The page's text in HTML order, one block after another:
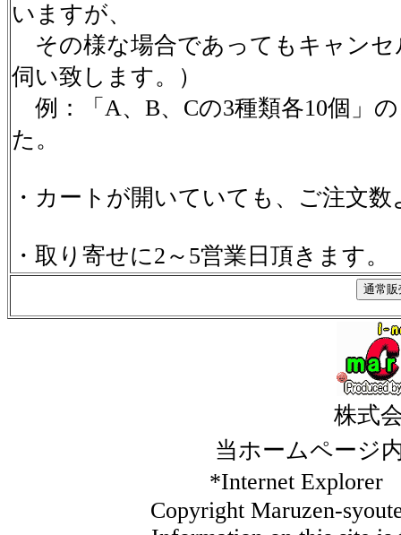
いますが、
その様な場合であってもキャンセ
伺い致します。）
例：「A、B、Cの3種類各10個」
た。
・カートが開いていても、ご注文
・取り寄せに2～5営業日頂きます。
株式
当ホームページ
*Internet
Copyright Maruzen-